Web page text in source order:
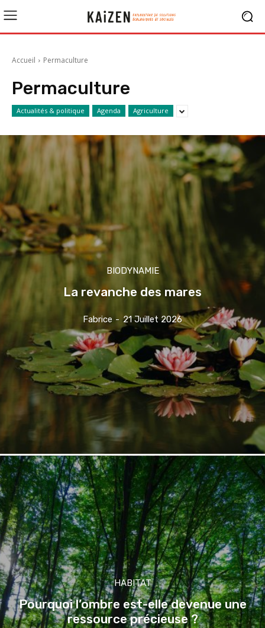
Accueil Permaculture
Permaculture
Actualités & politique Agenda Agriculture
BIODYNAMIE
La revanche des mares
Fabrice - 21 Juillet 2026
HABITAT
Pourquoi l’ombre est-elle devenue une
ressource précieuse ?